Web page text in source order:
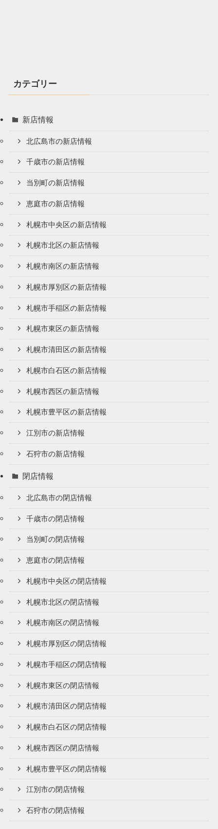
カテゴリー
新店情報
北広島市の新店情報
千歳市の新店情報
当別町の新店情報
恵庭市の新店情報
札幌市中央区の新店情報
札幌市北区の新店情報
札幌市南区の新店情報
札幌市厚別区の新店情報
札幌市手稲区の新店情報
札幌市東区の新店情報
札幌市清田区の新店情報
札幌市白石区の新店情報
札幌市西区の新店情報
札幌市豊平区の新店情報
江別市の新店情報
石狩市の新店情報
閉店情報
北広島市の閉店情報
千歳市の閉店情報
当別町の閉店情報
恵庭市の閉店情報
札幌市中央区の閉店情報
札幌市北区の閉店情報
札幌市南区の閉店情報
札幌市厚別区の閉店情報
札幌市手稲区の閉店情報
札幌市東区の閉店情報
札幌市清田区の閉店情報
札幌市白石区の閉店情報
札幌市西区の閉店情報
札幌市豊平区の閉店情報
江別市の閉店情報
石狩市の閉店情報